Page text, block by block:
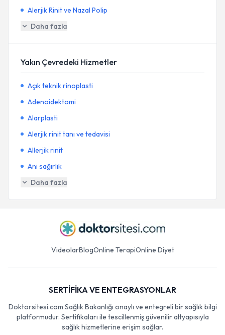
Alerjik Rinit ve Nazal Polip
Daha fazla
Yakın Çevredeki Hizmetler
Açık teknik rinoplasti
Adenoidektomi
Alarplasti
Alerjik rinit tanı ve tedavisi
Allerjik rinit
Ani sağırlık
Daha fazla
VideolarBlogOnline TerapiOnline Diyet
SERTİFİKA VE ENTEGRASYONLAR
Doktorsitesi.com Sağlık Bakanlığı onaylı ve entegreli bir sağlık bilgi
platformudur. Sertifikaları ile tescillenmiş güvenilir altyapısıyla
sağlık hizmetlerine erişim sağlar.